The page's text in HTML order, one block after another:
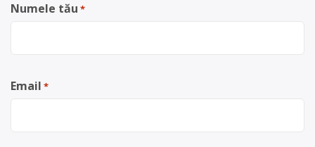
Numele tău *
Email *